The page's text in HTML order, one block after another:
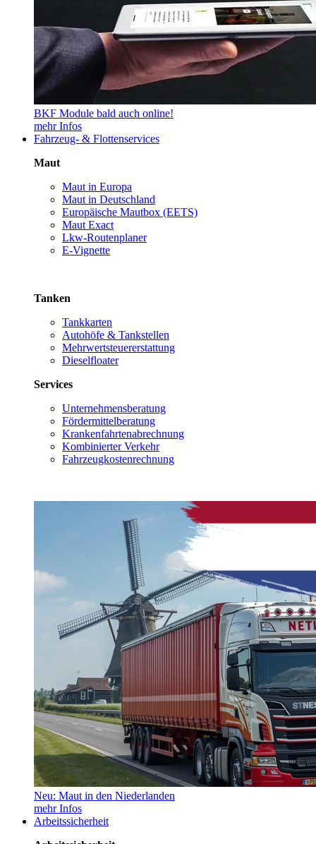
BKF Module bald auch online!
mehr Infos
Fahrzeug- & Flottenservices
Maut
Maut in Europa
Maut in Deutschland
Europäische Mautbox (EETS)
Maut Exact
Lkw-Routenplaner
E-Vignette
Tanken
Tankkarten
Autohöfe & Tankstellen
Mehrwertsteuererstattung
Dieselfloater
Services
Unternehmensberatung
Fördermittelberatung
Krankenfahrtenabrechnung
Kombinierter Verkehr
Fahrzeugkostenrechnung
Neu: Maut in den Niederlanden
mehr Infos
Arbeitssicherheit